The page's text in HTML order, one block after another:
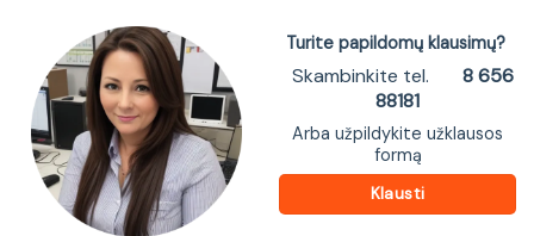
Turite papildomų klausimų?
Skambinkite tel.
8 656
88181
Arba užpildykite užklausos
formą
Klausti